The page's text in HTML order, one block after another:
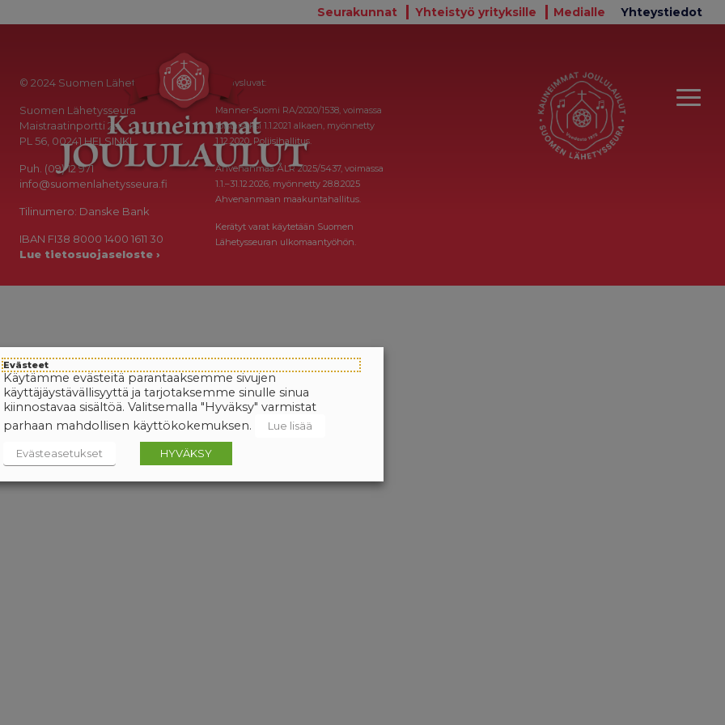
Seurakunnat Yhteistyö yrityksille Medialle Yhteystiedot
© 2024 Suomen Lähetysseura
Suomen Lähetysseura
Maistraatinportti 2a
PL 56, 00241 HELSINKI
Puh. (09) 12 971
info@suomenlahetysseura.fi
Tilinumero: Danske Bank
IBAN FI38 8000 1400 1611 30
Lue tietosuojaseloste ›
Keräysluvat:
Manner-Suomi RA/2020/1538, voimassa
toistaiseksi 1.1.2021 alkaen, myönnetty
1.12.2020, Poliisihallitus.
Ahvenanmaa ÅLR 2025/5437, voimassa
1.1.–31.12.2026, myönnetty 28.8.2025
Ahvenanmaan maakuntahallitus.
Kerätyt varat käytetään Suomen
Lähetysseuran ulkomaantyöhön.
Evästeet
Käytämme evästeitä parantaaksemme sivujen
käyttäjäystävällisyyttä ja tarjotaksemme sinulle sinua
kiinnostavaa sisältöä. Valitsemalla "Hyväksy" varmistat
parhaan mahdollisen käyttökokemuksen.
Lue lisää
Evästeasetukset HYVÄKSY